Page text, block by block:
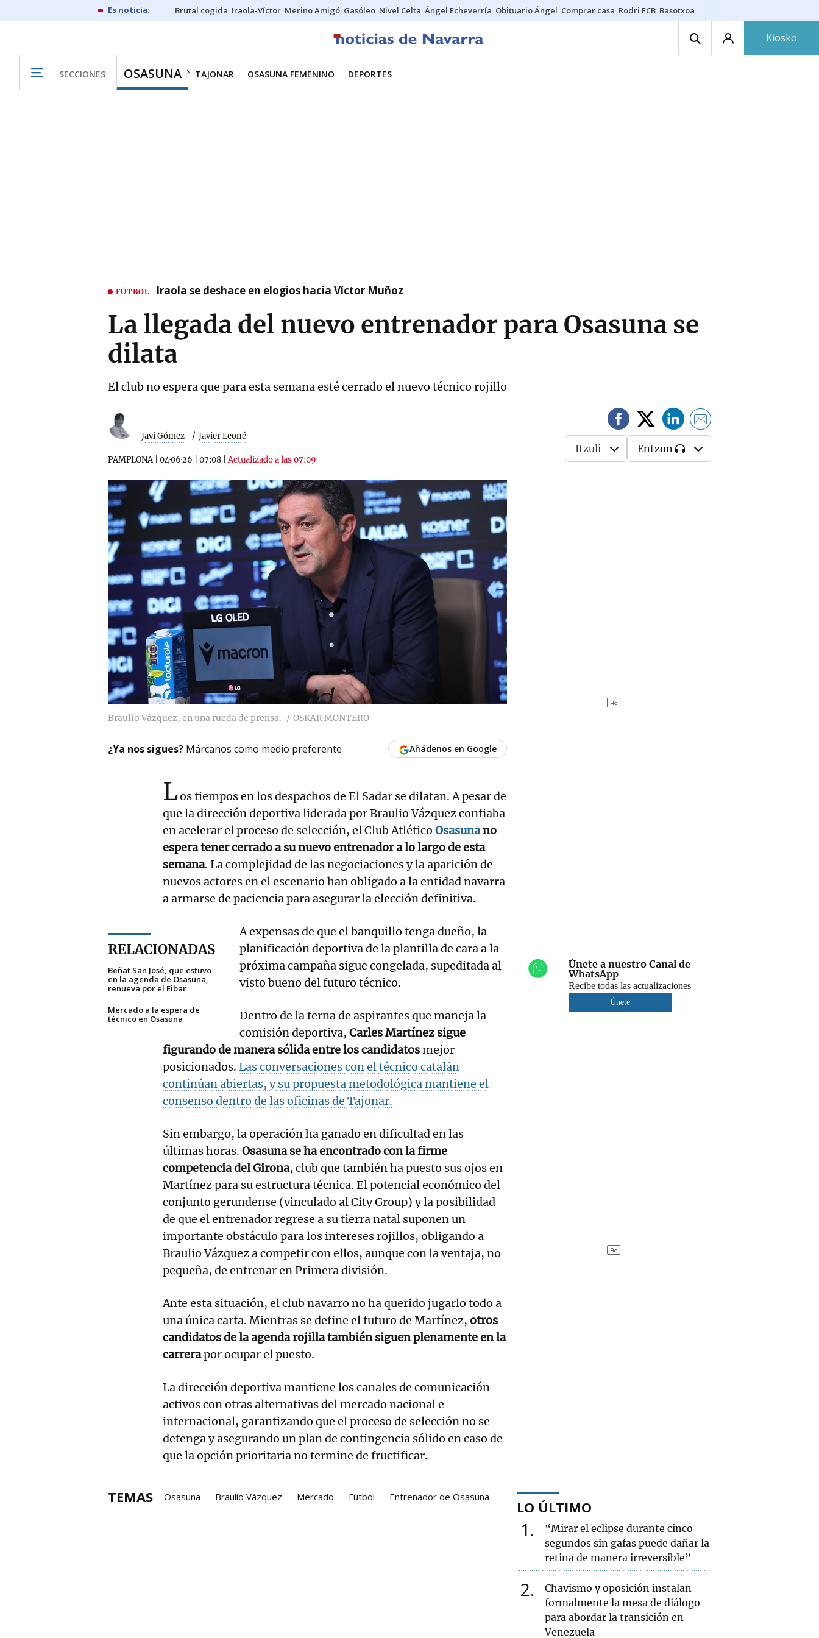
Brutal cogida Iraola-Víctor Merino Amigó Gasóleo Nivel Celta Ángel Echeverría Obituario Ángel Comprar casa Rodri FCB Basotxoa
Kiosko
SECCIONES OSASUNA TAJONAR OSASUNA FEMENINO DEPORTES
FÚTBOL Iraola se deshace en elogios hacia Víctor Muñoz
La llegada del nuevo entrenador para Osasuna se
dilata
El club no espera que para esta semana esté cerrado el nuevo técnico rojillo
Javi Gómez Javier Leoné
PAMPLONA| 04·06·26 07:08 |Actualizado a las 07:09
Itzuli Entzun
Braulio Vázquez, en una rueda de prensa. OSKAR MONTERO
¿Ya nos sigues? Márcanos como medio preferente Añádenos en Google
Los tiempos en los despachos de El Sadar se dilatan. A pesar de
que la dirección deportiva liderada por Braulio Vázquez confiaba
en acelerar el proceso de selección, el Club Atlético Osasunano
espera tener cerrado a su nuevo entrenador a lo largo de esta
semana. La complejidad de las negociaciones y la aparición de
nuevos actores en el escenario han obligado a la entidad navarra
a armarse de paciencia para asegurar la elección definitiva.
RELACIONADAS
Beñat San José, que estuvo
en la agenda de Osasuna,
renueva por el Eibar
Mercado a la espera de
técnico en Osasuna
A expensas de que el banquillo tenga dueño, la
planificación deportiva de la plantilla de cara a la
próxima campaña sigue congelada, supeditada al
visto bueno del futuro técnico.
Dentro de la terna de aspirantes que maneja la
comisión deportiva,Carles Martínez sigue
figurando de manera sólida entre los candidatosmejor
posicionados. Las conversaciones con el técnico catalán
continúan abiertas, y su propuesta metodológica mantiene el
consenso dentro de las oficinas de Tajonar.
Sin embargo, la operación ha ganado en dificultad en las
últimas horas. Osasuna se ha encontrado con la firme
competencia del Girona, club que también ha puesto sus ojos en
Martínez para su estructura técnica. El potencial económico del
conjunto gerundense (vinculado al City Group) y la posibilidad
de que el entrenador regrese a su tierra natal suponen un
importante obstáculo para los intereses rojillos, obligando a
Braulio Vázquez a competir con ellos, aunque con la ventaja, no
pequeña, de entrenar en Primera división.
Ante esta situación, el club navarro no ha querido jugarlo todo a
una única carta. Mientras se define el futuro de Martínez, otros
candidatos de la agenda rojilla también siguen plenamente en la
carrerapor ocupar el puesto.
La dirección deportiva mantiene los canales de comunicación
activos con otras alternativas del mercado nacional e
internacional, garantizando que el proceso de selección no se
detenga y asegurando un plan de contingencia sólido en caso de
que la opción prioritaria no termine de fructificar.
TEMAS Osasuna Braulio Vázquez Mercado Fútbol Entrenador de Osasuna
Únete a nuestro Canal de
WhatsApp
Recibe todas las actualizaciones
Únete
LO ÚLTIMO
1
“Mirar el eclipse durante cinco
segundos sin gafas puede dañar la
retina de manera irreversible”
2
Chavismo y oposición instalan
formalmente la mesa de diálogo
para abordar la transición en
Venezuela